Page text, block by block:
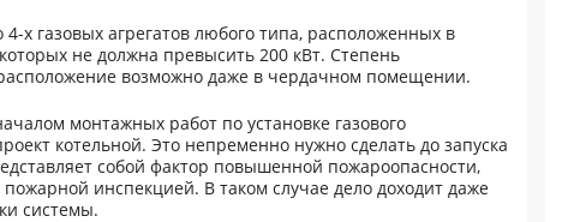
х газовых агрегатов любого типа, расположенных в
не должна превысить 200 кВт. Степень
возможно даже в чердачном помещении.
монтажных работ по установке газового
котельной. Это непременно нужно сделать до запуска
собой фактор повышенной пожароопасности,
инспекцией. В таком случае дело доходит даже
системы.